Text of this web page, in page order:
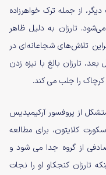
دیگر، از جمله ترک خواهرزاده
تارزان به دلیل ظاهر
تلاش‌های شجاعانه‌ای در
تارزان بالغ با نیزه زدن
را جلب می کند.
از پروفسور آرکیمیدیس
کلایتون، برای مطالعه
از گروه جدا می شود و
تارزان کنجکاو او را نجات